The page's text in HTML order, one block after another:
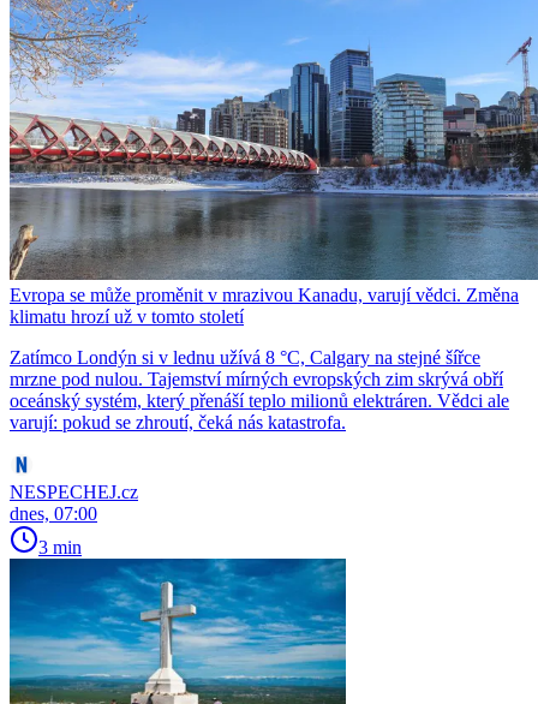
Evropa se může proměnit v mrazivou Kanadu, varují vědci. Změna
klimatu hrozí už v tomto století
Zatímco Londýn si v lednu užívá 8 °C, Calgary na stejné šířce
mrzne pod nulou. Tajemství mírných evropských zim skrývá obří
oceánský systém, který přenáší teplo milionů elektráren. Vědci ale
varují: pokud se zhroutí, čeká nás katastrofa.
NESPECHEJ.cz
dnes, 07:00
3 min